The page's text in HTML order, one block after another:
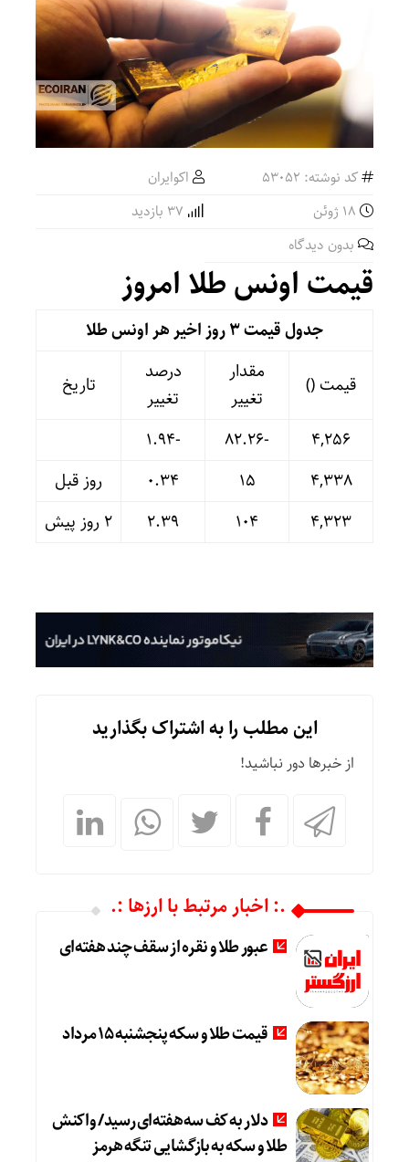
کد نوشته: 53052
اکوایران
بدون دیدگاه
قیمت اونس طلا امروز
جدول قیمت 3 روز اخیر هر اونس طلا
قیمت ()
مقدار
تغییر
درصد
تغییر
تاریخ
۴,۲۵۶
-۸۲.۲۶
-۱.۹۴
۴,۳۳۸
۱۵ ۰.۳۴
روز قبل
۴,۳۲۳
۱۰۴ ۲.۳۹ ۲ روز پیش
این مطلب را به اشتراک بگذارید
از خبرها دور نباشید!
.: اخبار مرتبط با ارزها :.
عبور طلا و نقره از سقف چند هفته‌ای
قیمت طلا و سکه پنجشنبه 15 مرداد
دلار به کف سه‌هفته‌ای رسید/ واکنش
طلا و سکه به بازگشایی تنگه هرمز